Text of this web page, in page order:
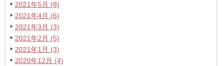
2021年5月 (8)
2021年4月 (6)
2021年3月 (3)
2021年2月 (5)
2021年1月 (3)
2020年12月 (4)